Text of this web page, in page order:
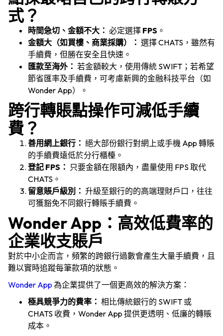
產品
行業
價格
資源
公司
登入
語言
式？
時間急切、金額不大： 必定選擇 FPS 。
金額大（如買樓、商業採購）： 選擇 CHATS，雖然有
手續費，但勝在安全且快速。
匯款至海外： 若金額較大，使用傳統 SWIFT；若希望
節省匯率及手續費，可考慮新興的金融科技平台（如
Wonder App）。
跨行轉賬點操作可減低手續
費？
善用網上銀行： 絕大部份銀行對網上或手機 App 轉賬
的手續費遠低於分行櫃檯。
登記 FPS： 只要金額在限額內，盡量使用 FPS 取代
CHATS。
留意賬戶級別： 升級至銀行的的高端理財戶口，往往
可獲豁免不同銀行轉賬手續費。
Wonder App：高效低費率的
企業收支賬戶
對於中小企而言，頻繁的跨銀行過數會產生大量手續費，且
難以實時追蹤每筆款項的狀態。
Wonder App 為企業提供了一個更高效的解決方案：
極具競爭力的費率： 相比傳統銀行的 SWIFT 或
CHATS 收費，Wonder App 提供更透明、低廉的轉賬
成本。